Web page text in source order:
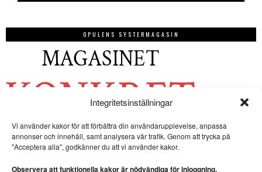
Integritetsinställningar
Vi använder kakor för att förbättra din användarupplevelse, anpassa
annonser och innehåll, samt analysera vår trafik. Genom att trycka på
"Acceptera alla", godkänner du att vi använder kakor.
Observera att funktionella kakor är nödvändiga för inloggning.
OPULENS SYSTERMAGASIN